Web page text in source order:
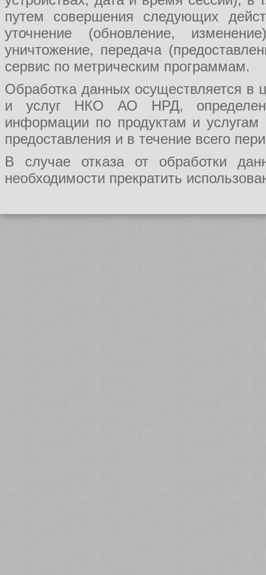
путем совершения следующих
уточнение (обновление,
уничтожение, передача
сервис по метрическим программам.
Обработка данных осуществляется в
и услуг НКО АО НРД, определения
информации по продуктам и
предоставления и в течение всего
В случае отказа от обработки
необходимости прекратить